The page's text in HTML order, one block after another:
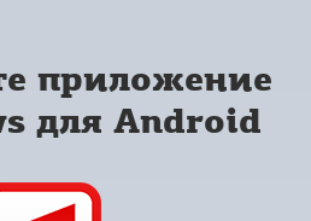
приложение
для Android